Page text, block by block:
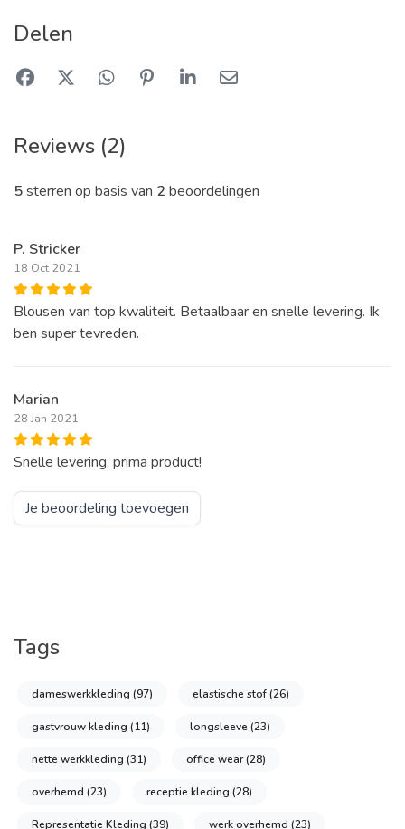
Delen
Reviews (2)
5sterren op basis van 2 beoordelingen
P. Stricker
18 Oct 2021
Blousen van top kwaliteit. Betaalbaar en snelle levering. Ik
ben super tevreden.
Marian
28 Jan 2021
Snelle levering, prima product!
Je beoordeling toevoegen
Tags
dameswerkkleding (97) elastische stof(26)
gastvrouw kleding (11) longsleeve (23)
nette werkkleding (31) office wear(28)
overhemd (23) receptie kleding (28)
Representatie Kleding (39) werk overhemd (23)